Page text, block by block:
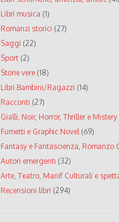
Libri musica (1)
Romanzi storici (27)
Saggi (22)
Sport (2)
Storie vere (18)
Libri Bambini/Ragazzi (14)
Racconti (27)
Gialli, Noir, Horror, Thriller e Mistery
Fumetti e Graphic Novel(69)
Fantasy e Fantascienza, Romanzo
Autori emergenti (32)
Arte, Teatro, Manif Culturali e
Recensioni libri (294)